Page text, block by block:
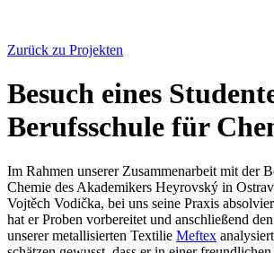
Zurück zu Projekten
Besuch eines
Berufsschule für
Im Rahmen unserer Zusammenarbeit mit der
Chemie des Akademikers Heyrovský in
Vojtěch Vodička, bei uns seine Praxis
hat er Proben vorbereitet und anschließend
unserer metallisierten Textilie Meftex